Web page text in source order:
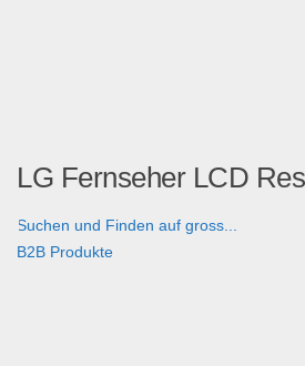
LG Fernseher LCD
Suchen und Finden auf gross...
B2B Produkte